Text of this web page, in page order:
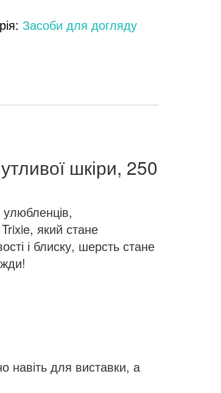
Засоби для догляду
шкіри, 250
улюбленців,
який стане
і блиску, шерсть стане
навіть для виставки, а